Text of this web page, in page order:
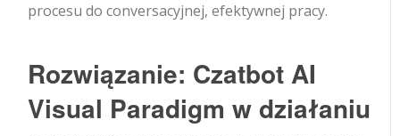
procesu do conversacyjnej, efektywnej pracy.
Rozwiązanie: Czatbot AI
Visual Paradigm w działaniu